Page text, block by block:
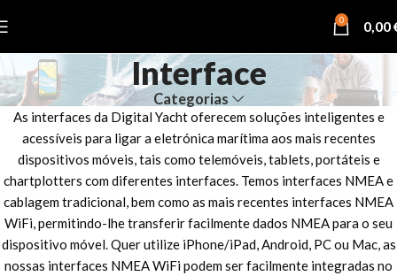
0 0,00
Interface
Categorias
As interfaces da Digital Yacht oferecem soluções inteligentes e
acessíveis para ligar a eletrónica marítima aos mais recentes
dispositivos móveis, tais como telemóveis, tablets, portáteis e
chartplotters com diferentes interfaces. Temos interfaces NMEA e
cablagem tradicional, bem como as mais recentes interfaces NMEA
WiFi, permitindo-lhe transferir facilmente dados NMEA para o seu
dispositivo móvel. Quer utilize iPhone/iPad, Android, PC ou Mac, as
nossas interfaces NMEA WiFi podem ser facilmente integradas no